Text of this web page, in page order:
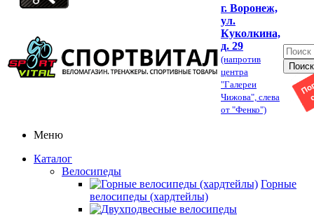
г. Воронеж,
ул.
Куколкина,
д. 29
(напротив
центра
"Галереи
Чижова", слева
от "Фенко")
Меню
Каталог
Велосипеды
Горные
велосипеды (хардтейлы)